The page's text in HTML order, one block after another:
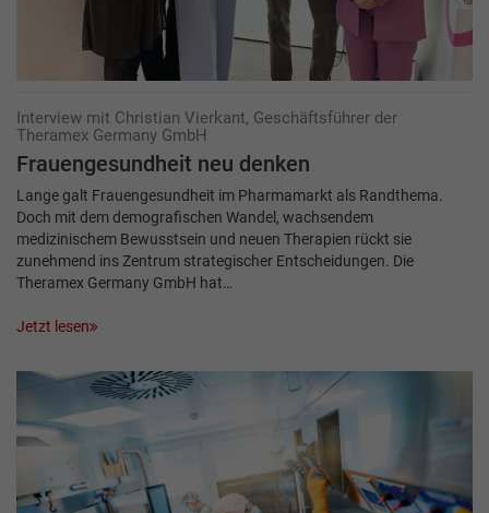
Interview mit Christian Vierkant, Geschäftsführer der
Theramex Germany GmbH
Frauengesundheit neu denken
Lange galt Frauengesundheit im Pharmamarkt als Randthema.
Doch mit dem demografischen Wandel, wachsendem
medizinischem Bewusstsein und neuen Therapien rückt sie
zunehmend ins Zentrum strategischer Entscheidungen. Die
Theramex Germany GmbH hat…
Jetzt lesen